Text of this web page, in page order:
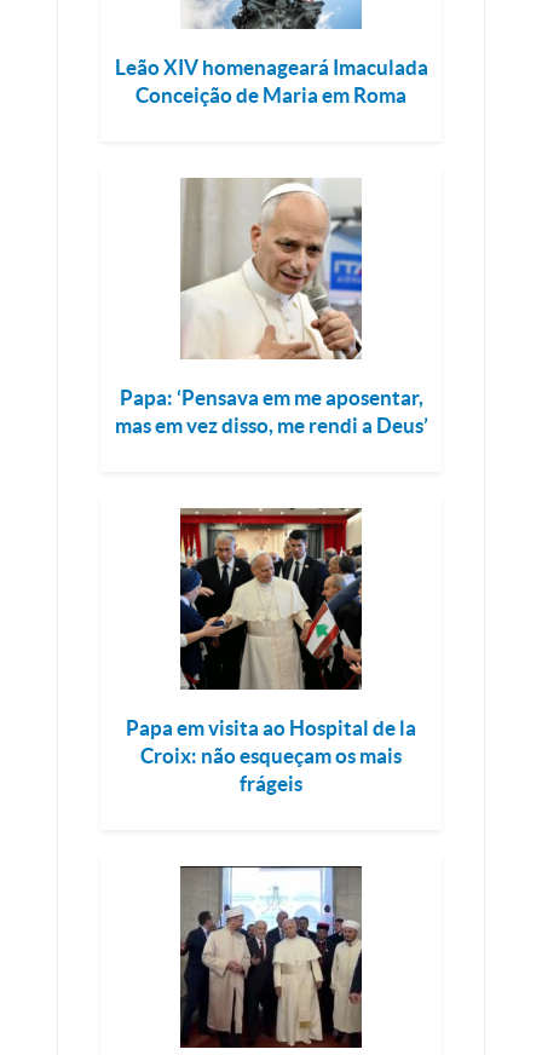
Leão XIV homenageará Imaculada
Conceição de Maria em Roma
Papa: ‘Pensava em me aposentar,
mas em vez disso, me rendi a Deus’
Papa em visita ao Hospital de la
Croix: não esqueçam os mais
frágeis